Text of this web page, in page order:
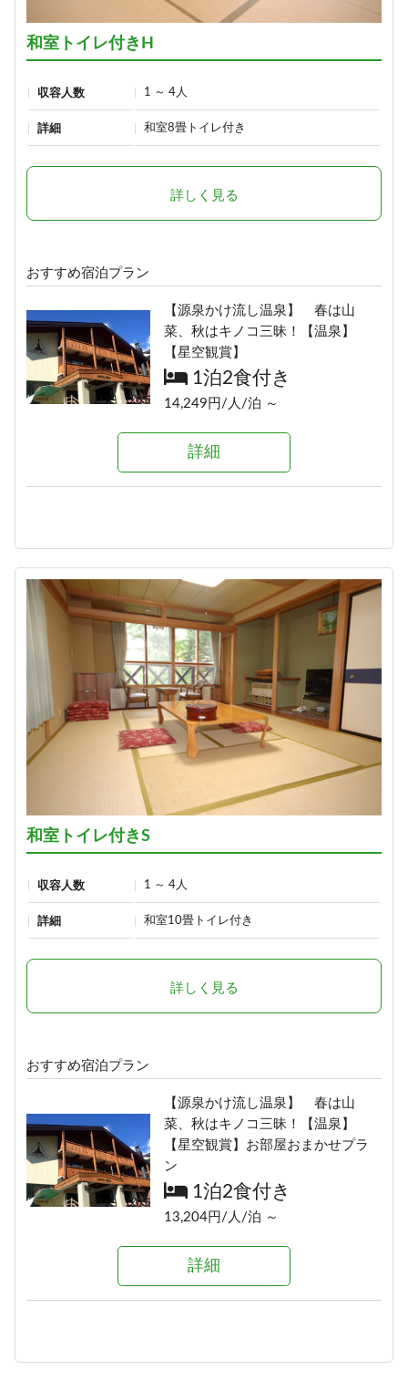
和室トイレ付きH
収容人数 1 ～ 4人
詳細 和室8畳トイレ付き
詳しく見る
おすすめ宿泊プラン
【源泉かけ流し温泉】 春は山
菜、秋はキノコ三昧！【温泉】
【星空観賞】
1泊2食付き
14,249円/人/泊 ～
詳細
和室トイレ付きS
収容人数 1 ～ 4人
詳細 和室10畳トイレ付き
詳しく見る
おすすめ宿泊プラン
【源泉かけ流し温泉】 春は山
菜、秋はキノコ三昧！【温泉】
【星空観賞】お部屋おまかせプラ
ン
1泊2食付き
13,204円/人/泊 ～
詳細